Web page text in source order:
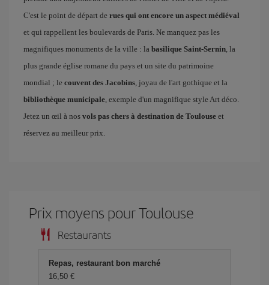
C'est le point de départ de rues qui ont encore un aspect médiéval
et qui rappellent les boulevards de Paris. Ne manquez pas les
magnifiques monuments de la ville : la basilique Saint-Sernin, la
plus grande église romane du pays et un site du patrimoine
mondial ; le couvent des Jacobins, joyau de l'art gothique et la
bibliothèque municipale, exemple d'un magnifique style Art déco.
Jetez un œil à nos vols pas chers à destination de Toulouse et
réservez au meilleur prix.
Prix ​​moyens pour Toulouse
Restaurants
Repas, restaurant bon marché
16,50 €